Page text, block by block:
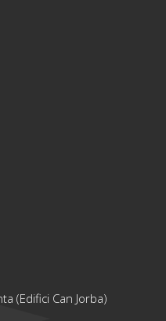
(Edifici Can Jorba)